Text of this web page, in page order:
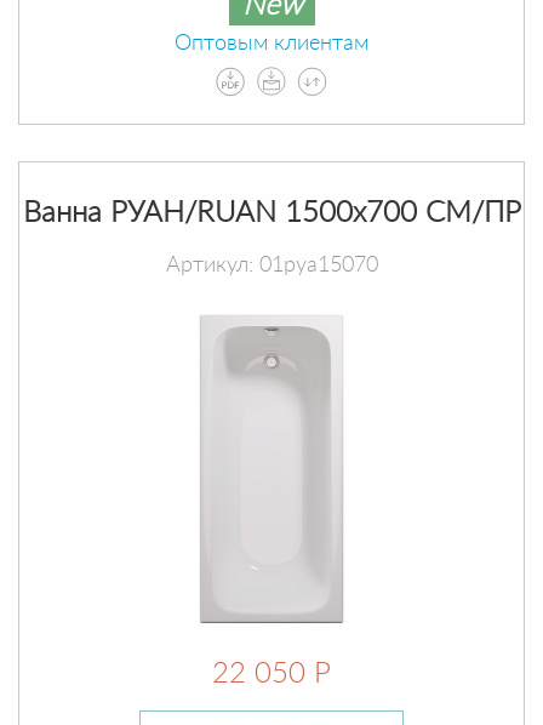
New
Оптовым клиентам
Ванна РУАН/RUAN 1500х700 СМ/ПР
Артикул: 01руа15070
22 050 Р